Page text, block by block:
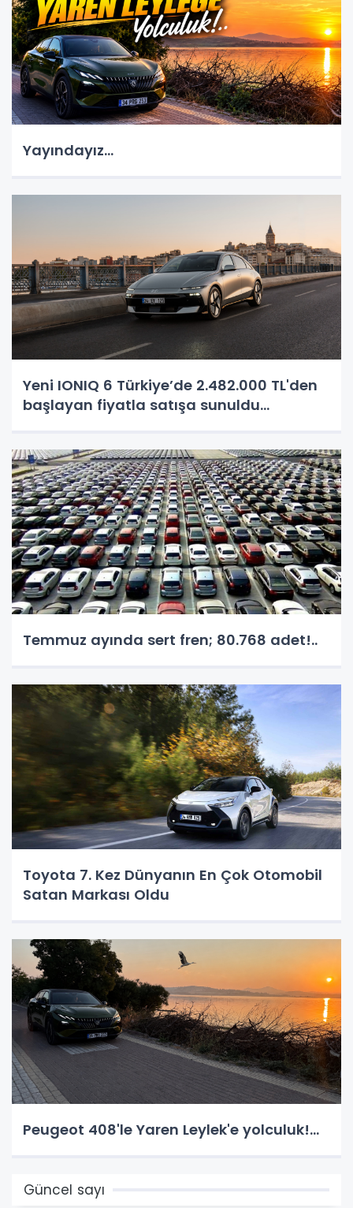
Yayındayız...
Yeni IONIQ 6 Türkiye’de 2.482.000 TL'den
başlayan fiyatla satışa sunuldu...
Temmuz ayında sert fren; 80.768 adet!..
Toyota 7. Kez Dünyanın En Çok Otomobil
Satan Markası Oldu
Peugeot 408'le Yaren Leylek'e yolculuk!...
Güncel sayı